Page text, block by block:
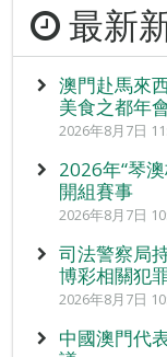
最新
澳門赴馬來
美食之都年
2026年8月7日
2026年“琴
開組賽事
2026年8月7日
司法警察局
博彩相關犯
2026年8月7日
中國澳門代